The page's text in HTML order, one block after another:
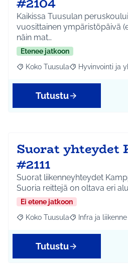
Kaikissa Tuusulan
vuosittainen ympäristöpäivä
näin mat…
Etenee jatkoon
Rajaa tulokset aihepiirin mukaan:
Koko Tuusula Rajaa tulokset
Hyvinvointi ja
Tutustu
Suorat yhteydet
#2111
Suorat liikenneyhteydet
Suoria reittejä on oltava eri
Ei etene jatkoon
Rajaa tulokset aihepiirin mukaan:
Koko Tuusula Rajaa tulokset
Infra ja liikenne
Tutustu